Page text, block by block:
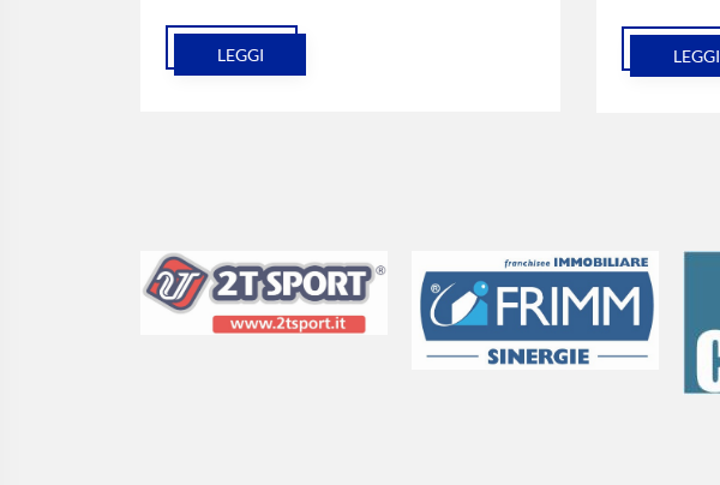
LEGGI LEGGI